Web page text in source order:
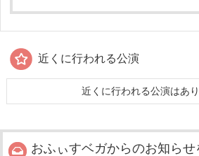
近くに行われる公演
近くに行われる公演はあり
おふぃすベガからのお知ら